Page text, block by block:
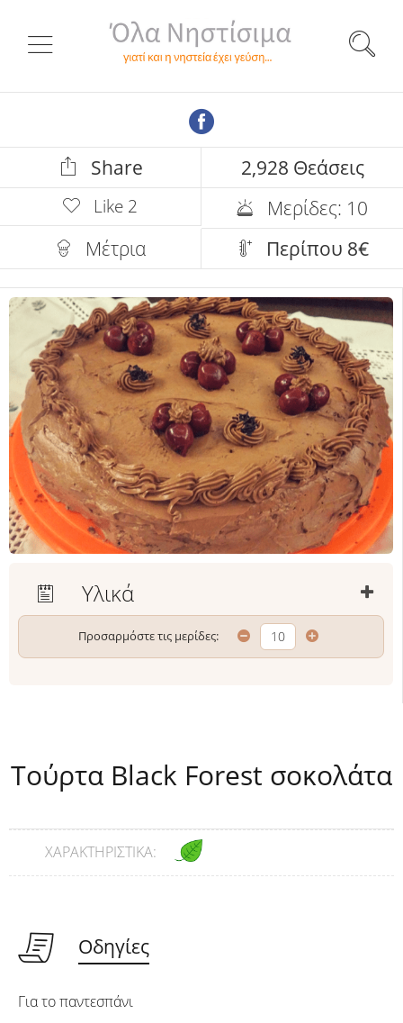
Share 2,928 Θεάσεις
Like 2
Μερίδες: 10
Μέτρια
Περίπου 8€
Υλικά
Προσαρμόστε τις μερίδες:
Τούρτα Black Forest σοκολάτα
ΧΑΡΑΚΤΗΡΙΣΤΙΚΆ:
Οδηγίες
Για το παντεσπάνι